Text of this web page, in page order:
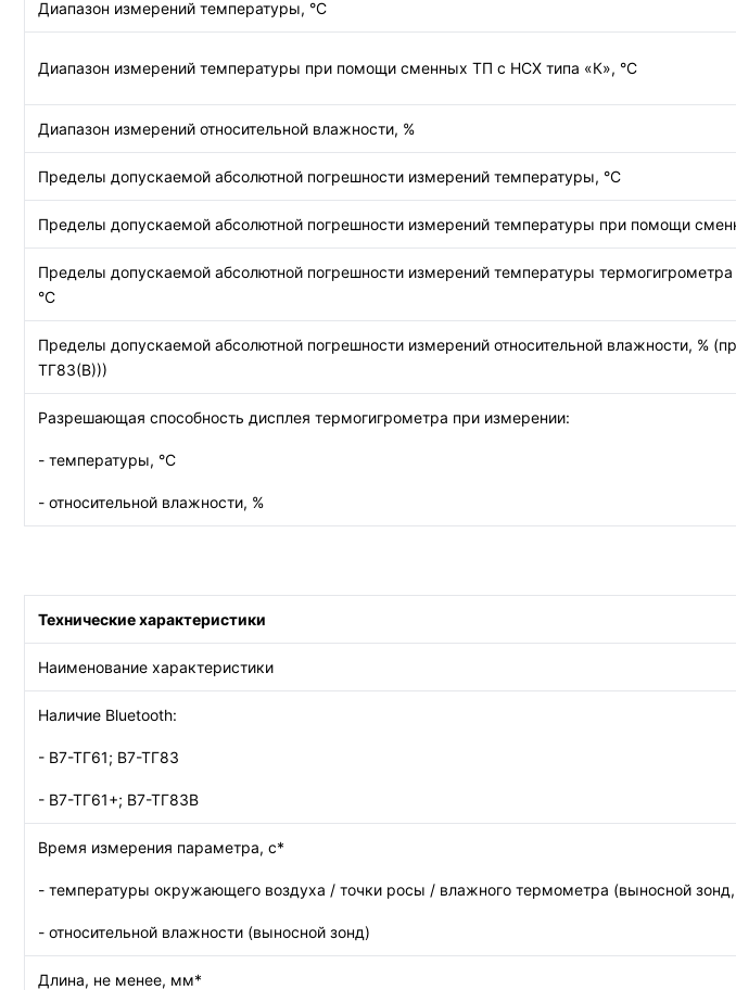
Диапазон измерений температуры, °С
Диапазон измерений температуры при помощи сменных ТП с НСХ типа «К», °С
Диапазон измерений относительной влажности, %
Пределы допускаемой абсолютной погрешности измерений температуры, °С
Пределы допускаемой абсолютной погрешности измерений температуры при помощи
Пределы допускаемой абсолютной погрешности измерений температуры
°С
Пределы допускаемой абсолютной погрешности измерений относительной влажности,
ТГ83(В)))
Разрешающая способность дисплея термогигрометра при измерении:
- температуры, °С
- относительной влажности, %
Технические характеристики
Наименование характеристики
Наличие Bluetooth:
- В7-ТГ61; В7-ТГ83
- В7-ТГ61+; В7-ТГ83В
Время измерения параметра, с*
- температуры окружающего воздуха / точки росы / влажного термометра (выносной
- относительной влажности (выносной зонд)
Длина, не менее, мм*